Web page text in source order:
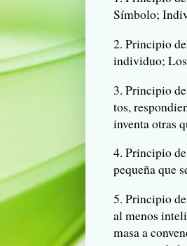
Símbolo;
2. Prin­ci­pio
indi­vi­duo;
3. Prin­ci­pio
tos,
inventa otras
4. Prin­ci­pio
pequeña que
5. Prin­ci­pio
al menos
masa a